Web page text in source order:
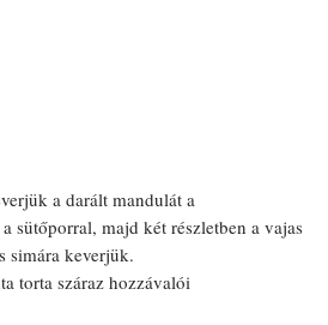
a darált mandulát a
sütőporral, majd két részletben a vajas
simára keverjük.